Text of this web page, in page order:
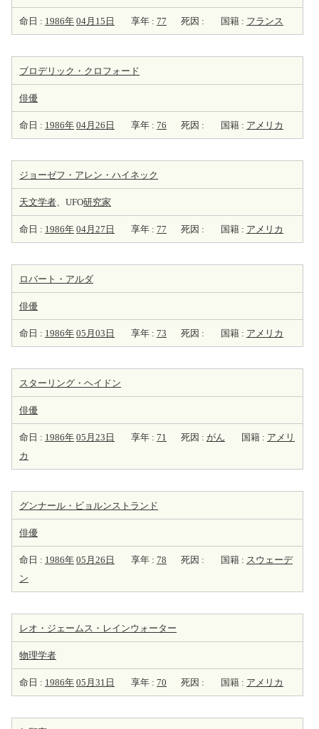
命日 : 1986年 04月15日 享年 : 77 死因 : 国籍 : フランス
ブロデリック・クロフォード
俳優
命日 : 1986年 04月26日 享年 : 76 死因 : 国籍 : アメリカ
ジョーゼフ・アレン・ハイネック
天文学者、UFO研究家
命日 : 1986年 04月27日 享年 : 77 死因 : 国籍 : アメリカ
ロバート・アルダ
俳優
命日 : 1986年 05月03日 享年 : 73 死因 : 国籍 : アメリカ
スターリング・ヘイドン
俳優
命日 : 1986年 05月23日 享年 : 71 死因 : がん 国籍 : アメリ
カ
グンナール・ビョルンストランド
俳優
命日 : 1986年 05月26日 享年 : 78 死因 : 国籍 : スウェーデ
ン
レオ・ジェームス・レインウォーター
物理学者
命日 : 1986年 05月31日 享年 : 70 死因 : 国籍 : アメリカ